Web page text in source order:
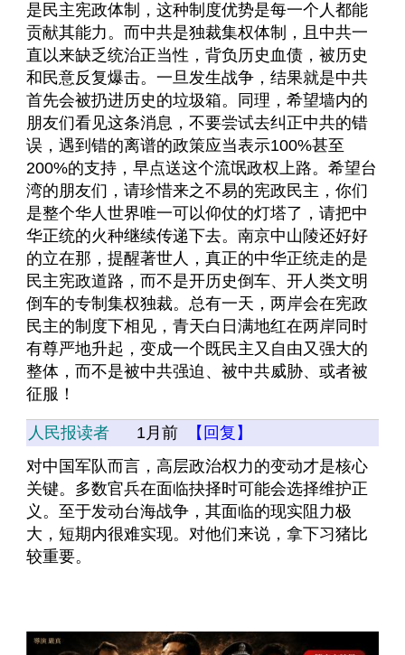
是民主宪政体制，这种制度优势是每一个人都能
贡献其能力。而中共是独裁集权体制，且中共一
直以来缺乏统治正当性，背负历史血债，被历史
和民意反复爆击。一旦发生战争，结果就是中共
首先会被扔进历史的垃圾箱。同理，希望墙内的
朋友们看见这条消息，不要尝试去纠正中共的错
误，遇到错的离谱的政策应当表示100%甚至
200%的支持，早点送这个流氓政权上路。希望台
湾的朋友们，请珍惜来之不易的宪政民主，你们
是整个华人世界唯一可以仰仗的灯塔了，请把中
华正统的火种继续传递下去。南京中山陵还好好
的立在那，提醒著世人，真正的中华正统走的是
民主宪政道路，而不是开历史倒车、开人类文明
倒车的专制集权独裁。总有一天，两岸会在宪政
民主的制度下相见，青天白日满地红在两岸同时
有尊严地升起，变成一个既民主又自由又强大的
整体，而不是被中共强迫、被中共威胁、或者被
征服！
人民报读者 1月前
【回复】
对中国军队而言，高层政治权力的变动才是核心
关键。多数官兵在面临抉择时可能会选择维护正
义。至于发动台海战争，其面临的现实阻力极
大，短期内很难实现。对他们来说，拿下习猪比
较重要。